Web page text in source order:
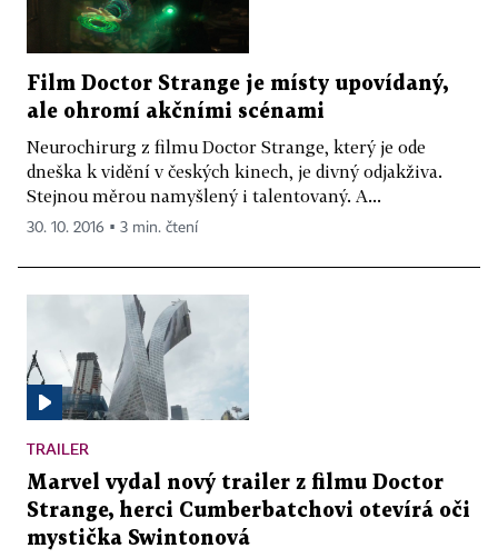
Film Doctor Strange je místy upovídaný,
ale ohromí akčními scénami
Neurochirurg z filmu Doctor Strange, který je ode
dneška k vidění v českých kinech, je divný odjakživa.
Stejnou měrou namyšlený i talentovaný. A...
30. 10. 2016 ▪ 3 min. čtení
TRAILER
Marvel vydal nový trailer z filmu Doctor
Strange, herci Cumberbatchovi otevírá oči
mystička Swintonová